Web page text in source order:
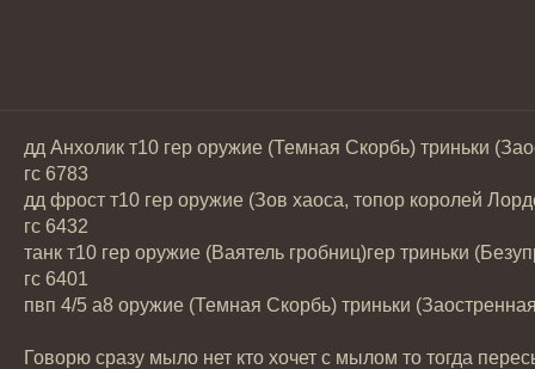
дд Анхолик т10 гер оружие (Темная Скорбь) триньки
гс 6783
дд фрост т10 гер оружие (Зов хаоса, топор королей
гс 6432
танк т10 гер оружие (Ваятель гробниц)гер триньки
гс 6401
пвп 4/5 а8 оружие (Темная Скорбь) триньки
Говорю сразу мыло нет кто хочет с мылом то тогда